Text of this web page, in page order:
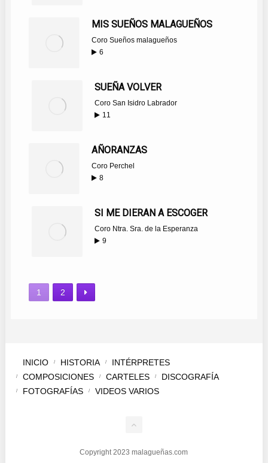
MIS SUEÑOS MALAGUEÑOS
Coro Sueños malagueños
6
SUEÑA VOLVER
Coro San Isidro Labrador
11
AÑORANZAS
Coro Perchel
8
SI ME DIERAN A ESCOGER
Coro Ntra. Sra. de la Esperanza
9
1 2
Copyright 2023 malagueñas.com
INICIO HISTORIA
INTÉRPRETES
COMPOSICIONES
CARTELES
DISCOGRAFÍA
FOTOGRAFÍAS
VIDEOS VARIOS